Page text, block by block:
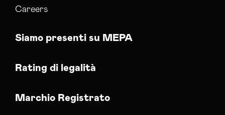
Careers
Siamo presenti su MEPA
Rating di legalità
Marchio Registrato